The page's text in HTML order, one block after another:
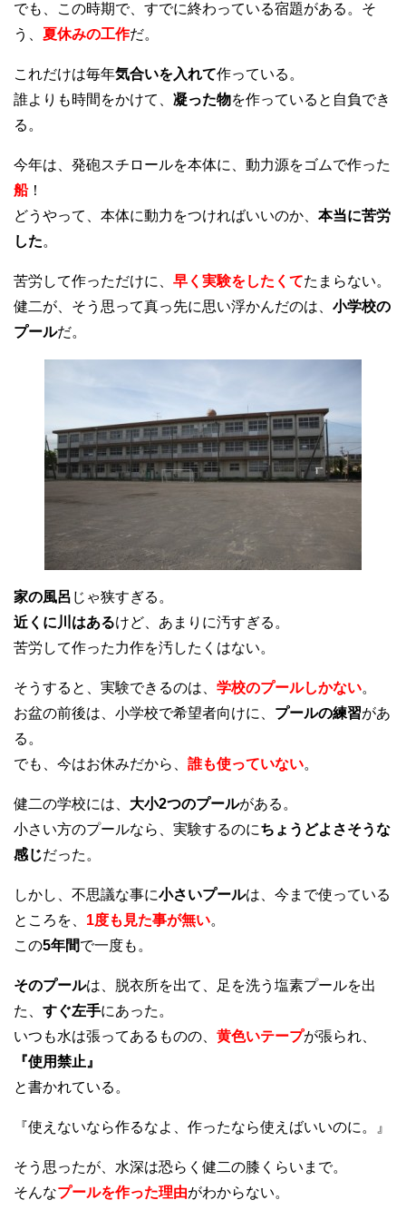
でも、この時期で、すでに終わっている宿題がある。そ
う、 夏休みの工作だ。
これだけは毎年気合いを入れて作っている。
誰よりも時間をかけて、 凝った物を作っていると自負でき
る。
今年は、発砲スチロールを本体に、動力源をゴムで作った
船！
どうやって、本体に動力をつければいいのか、 本当に苦労
した。
苦労して作っただけに、 早く実験をしたくてたまらない。
健二が、そう思って真っ先に思い浮かんだのは、 小学校の
プールだ。
家の風呂 じゃ狭すぎる。
近くに川はあるけど、あまりに汚すぎる。
苦労して作った力作を汚したくはない。
そうすると、実験できるのは、 学校のプールしかない。
お盆の前後は、小学校で希望者向けに、 プールの練習があ
る。
でも、今はお休みだから、 誰も使っていない。
健二の学校には、 大小2つのプールがある。
小さい方のプールなら、実験するのにちょうどよさそうな
感じだった。
しかし、不思議な事に小さいプールは、今まで使っている
ところを、 1度も見た事が無い。
この5年間で一度も。
そのプールは、脱衣所を出て、足を洗う塩素プールを出
た、 すぐ左手にあった。
いつも水は張ってあるものの、 黄色いテープが張られ、
『使用禁止』
と書かれている。
『使えないなら作るなよ、作ったなら使えばいいのに。』
そう思ったが、水深は恐らく健二の膝くらいまで。
そんなプールを作った理由がわからない。